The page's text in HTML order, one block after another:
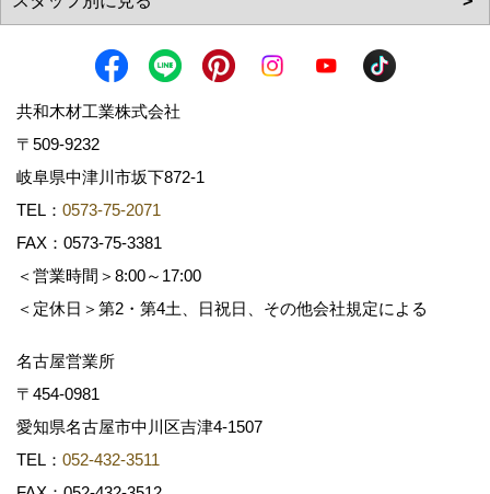
共和木材工業株式会社
〒509-9232
岐阜県中津川市坂下872‐1
TEL： 0573-75-2071
FAX：0573-75-3381
＜営業時間＞8:00～17:00
＜定休日＞第2・第4土、日祝日、その他会社規定による
名古屋営業所
〒454-0981
愛知県名古屋市中川区吉津4-1507
TEL： 052-432-3511